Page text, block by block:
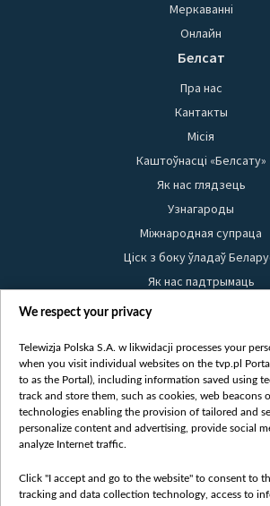
Меркаванні
Онлайн
Белсат
Пра нас
Кантакты
Місія
Каштоўнасці «Белсату»
Як нас глядзець
Узнагароды
Міжнародная супраца
Ціск з боку ўладаў
Як нас падтрымаць
Правілы выкарыстання
Бяспека
Youtube
Белсат news
Белсат Shorts
Жэстачайшы мульт
We respect your privacy
Telewizja Polska S.A. w likwidacji processes your
when you visit individual websites on the tvp.pl
to as the Portal), including information saved using
track and store them, such as cookies, web beacons
technologies enabling the provision of tailored and
personalize content and advertising, provide social
analyze Internet traffic.
Click "I accept and go to the website" to consent to
tracking and data collection technology, access to